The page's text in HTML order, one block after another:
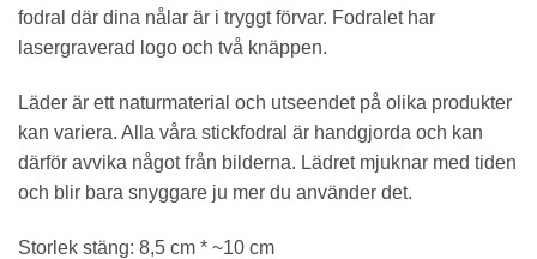
fodral där dina nålar är i tryggt förvar. Fodralet har
lasergraverad logo och två knäppen.
Läder är ett naturmaterial och utseendet på olika produkter
kan variera. Alla våra stickfodral är handgjorda och kan
därför avvika något från bilderna. Lädret mjuknar med tiden
och blir bara snyggare ju mer du använder det.
Storlek stäng: 8,5 cm * ~10 cm